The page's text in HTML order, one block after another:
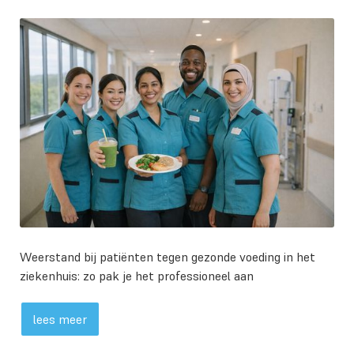
Weerstand bij patiënten tegen gezonde voeding in het
ziekenhuis: zo pak je het professioneel aan
lees meer